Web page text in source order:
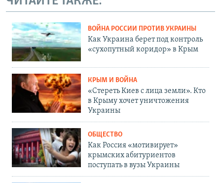
ВОЙНА РОССИИ ПРОТИВ УКРАИНЫ
Как Украина берет под контроль
«сухопутный коридор» в Крым
КРЫМ И ВОЙНА
«Стереть Киев с лица земли». Кто
в Крыму хочет уничтожения
Украины
ОБЩЕСТВО
Как Россия «мотивирует»
крымских абитуриентов
поступать в вузы Украины